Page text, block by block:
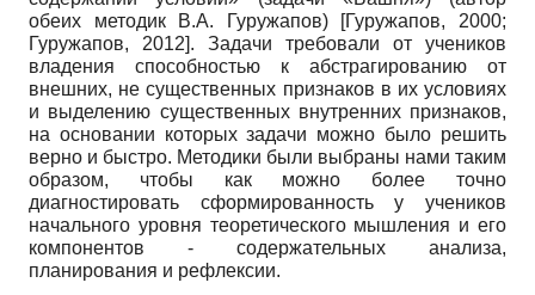
обеих методик В.А. Гуружапов) [Гуружапов, 2000;
Гуружапов, 2012]. Задачи требовали от учеников
владения способностью к абстрагированию от
внешних, не существенных признаков в их условиях
и выделению существенных внутренних признаков,
на основании которых задачи можно было решить
верно и быстро. Методики были выбраны нами таким
образом, чтобы как можно более точно
диагностировать сформированность у учеников
начального уровня теоретического мышления и его
компонентов - содержательных анализа,
планирования и рефлексии.